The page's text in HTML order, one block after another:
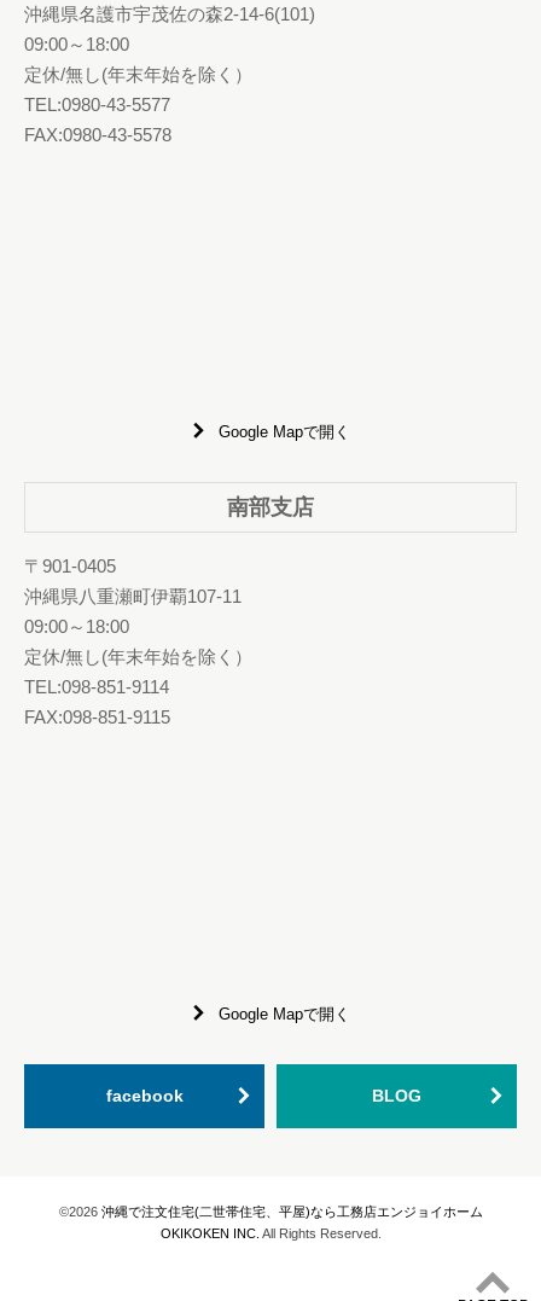
沖縄県名護市宇茂佐の森2-14-6(101)
09:00～18:00
定休/無し(年末年始を除く）
TEL:0980-43-5577
FAX:0980-43-5578
Google Mapで開く
南部支店
〒901-0405
沖縄県八重瀬町伊覇107-11
09:00～18:00
定休/無し(年末年始を除く）
TEL:098-851-9114
FAX:098-851-9115
Google Mapで開く
facebook BLOG
©2026 沖縄で注文住宅(二世帯住宅、平屋)なら工務店エンジョイホーム
OKIKOKEN INC. All Rights Reserved.